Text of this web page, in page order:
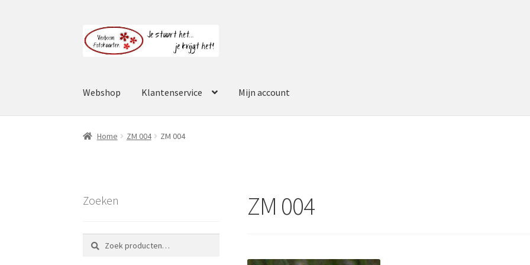
Ga
door
Ga
naar
Webshop Klantenservice Mijn account
Home ZM 004 ZM 004
ZM 004
Zoeken
Zoeken
naar:
Zoeken